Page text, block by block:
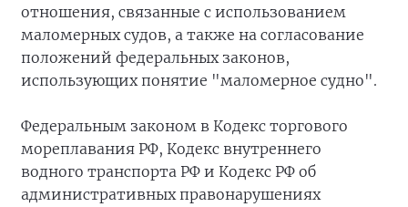
отношения, связанные с использованием
маломерных судов, а также на согласование
положений федеральных законов,
использующих понятие "маломерное судно".
Федеральным законом в Кодекс торгового
мореплавания РФ, Кодекс внутреннего
водного транспорта РФ и Кодекс РФ об
административных правонарушениях